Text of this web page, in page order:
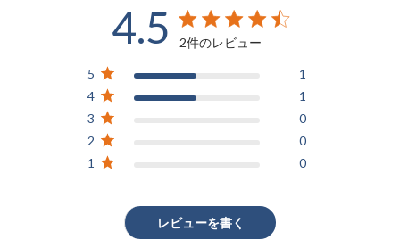
4.5 4.5 out of 5 stars 2 total reviews
2件のレビュー
5
1
4
1
3
0
2
0
1
0
レビューを書く